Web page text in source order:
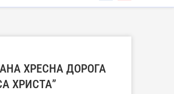
ХРЕСНА ДОРОГА
ХРИСТА”